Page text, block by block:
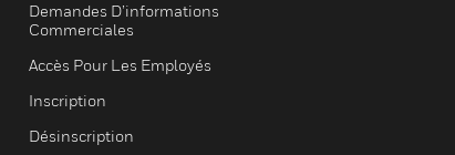
Demandes D’informations
Commerciales
Accès Pour Les Employés
Inscription
Désinscription